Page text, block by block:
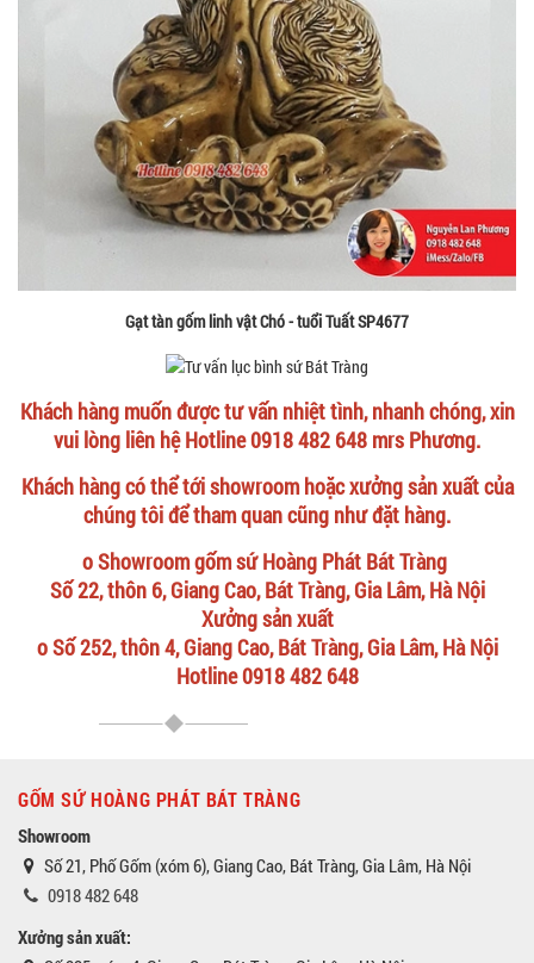
Gạt tàn gốm linh vật Chó - tuổi Tuất SP4677
Khách hàng muốn được tư vấn nhiệt tình, nhanh chóng, xin
vui lòng liên hệ Hotline 0918 482 648 mrs Phương.
Khách hàng có thể tới showroom hoặc xưởng sản xuất của
chúng tôi để tham quan cũng như đặt hàng.
o Showroom gốm sứ Hoàng Phát Bát Tràng
Số 22, thôn 6, Giang Cao, Bát Tràng, Gia Lâm, Hà Nội
Xưởng sản xuất
o Số 252, thôn 4, Giang Cao, Bát Tràng, Gia Lâm, Hà Nội
Hotline 0918 482 648
GỐM SỨ HOÀNG PHÁT BÁT TRÀNG
Showroom
Số 21, Phố Gốm (xóm 6), Giang Cao, Bát Tràng, Gia Lâm, Hà Nội
0918 482 648
Xưởng sản xuất: